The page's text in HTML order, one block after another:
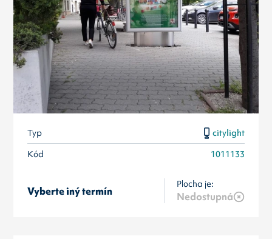
Typ
citylight
Kód
1011133
Vyberte iný termín
Plocha je:
Nedostupná